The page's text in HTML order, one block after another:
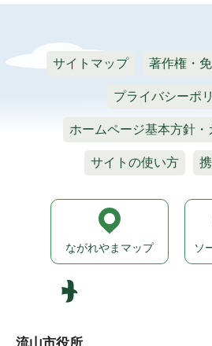
サイトマップ 著作権・
プライバシーポ
ホームページ基本方針・
サイトの使い方
ながれやまマップ ソ